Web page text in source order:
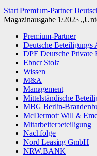
Start Premium-Partner
Magazinausgabe 1/2023
Premium-Partner
Deutsche Beteiligungs
DPE Deutsche Private
Ebner Stolz
Wissen
M&A
Management
Mittelständische
MBG Berlin-
McDermott Will &
Mitarbeiterbeteiligung
Nachfolge
Nord Leasing GmbH
NRW.BANK